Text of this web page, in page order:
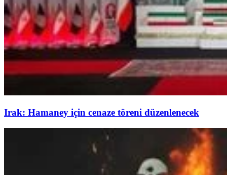
Irak: Hamaney için cenaze töreni düzenlenecek